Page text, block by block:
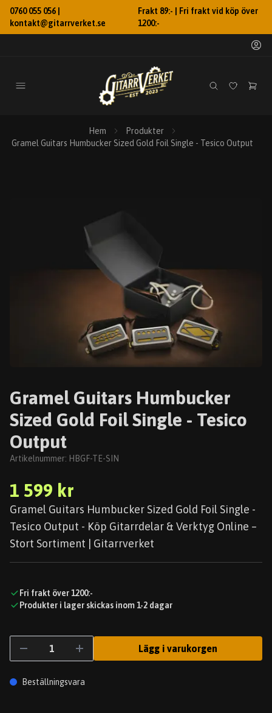
0760 055 056 |
kontakt@gitarrverket.se
Frakt 89:- | Fri frakt vid köp över
1200:-
Hem
Produkter
Gramel Guitars Humbucker Sized Gold Foil Single - Tesico Output
Gramel Guitars Humbucker
Sized Gold Foil Single - Tesico
Output
Artikelnummer: HBGF-TE-SIN
1 599 kr
Gramel Guitars Humbucker Sized Gold Foil Single -
Tesico Output - Köp Gitarrdelar & Verktyg Online –
Stort Sortiment | Gitarrverket
Fri frakt över 1200:-
Produkter i lager skickas inom 1-2 dagar
Lägg i varukorgen
Beställningsvara